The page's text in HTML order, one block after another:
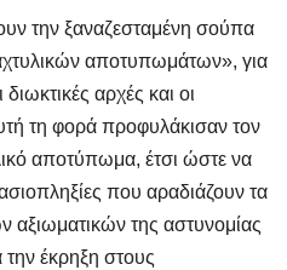
την ξαναζεσταμένη σούπα
αποτυπωμάτων», για
αρχές και οι
τη φορά προφυλάκισαν τον
αποτύπωμα, έτσι ώστε να
που αραδιάζουν τα
της αστυνομίας
την έκρηξη στους